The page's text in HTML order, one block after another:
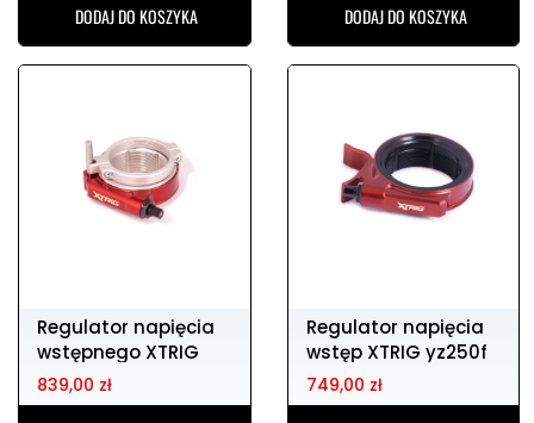
DODAJ DO KOSZYKA DODAJ DO KOSZYKA
Regulator napięcia
wstępnego XTRIG
KTM 690 10-16
839,00 zł
Regulator napięcia
wstęp XTRIG yz250f
19-21
749,00 zł